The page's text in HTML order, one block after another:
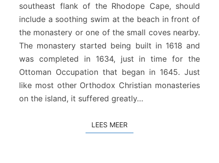
i
a
s
S
r
a
n
d
southeast flank of the Rhodope Cape, should
include a soothing swim at the beach in front of
the monastery or one of the small coves nearby.
The monastery started being built in 1618 and
was completed in 1634, just in time for the
Ottoman Occupation that began in 1645. Just
like most other Orthodox Christian monasteries
on the island, it suffered greatly…
LEES MEER